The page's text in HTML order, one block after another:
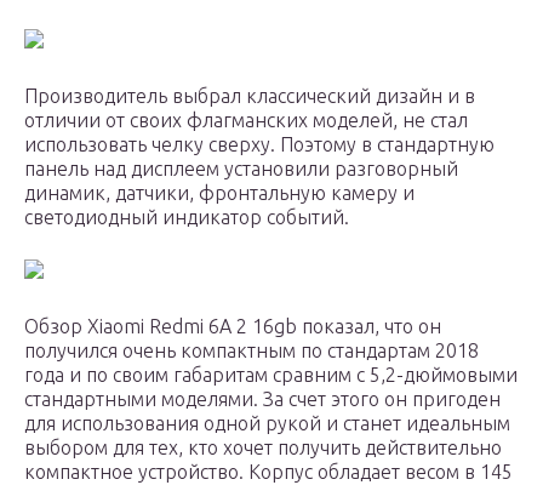
Производитель выбрал классический дизайн и в
отличии от своих флагманских моделей, не стал
использовать челку сверху. Поэтому в стандартную
панель над дисплеем установили разговорный
динамик, датчики, фронтальную камеру и
светодиодный индикатор событий.
Обзор Xiaomi Redmi 6A 2 16gb показал, что он
получился очень компактным по стандартам 2018
года и по своим габаритам сравним с 5,2-дюймовыми
стандартными моделями. За счет этого он пригоден
для использования одной рукой и станет идеальным
выбором для тех, кто хочет получить действительно
компактное устройство. Корпус обладает весом в 145